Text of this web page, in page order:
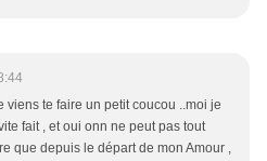
viens te faire un petit coucou ..moi je
fait , et oui onn ne peut pas tout
que depuis le départ de mon Amour ,